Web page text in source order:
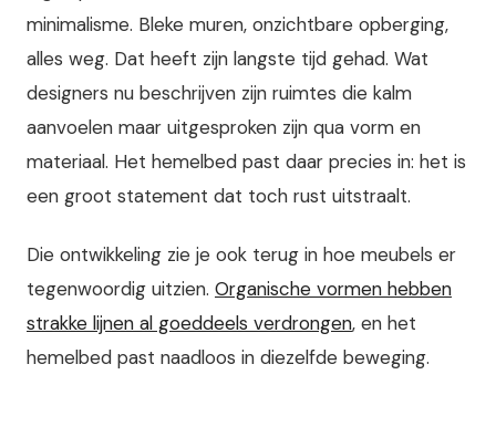
minimalisme. Bleke muren, onzichtbare opberging,
alles weg. Dat heeft zijn langste tijd gehad. Wat
designers nu beschrijven zijn ruimtes die kalm
aanvoelen maar uitgesproken zijn qua vorm en
materiaal. Het hemelbed past daar precies in: het is
een groot statement dat toch rust uitstraalt.
Die ontwikkeling zie je ook terug in hoe meubels er
tegenwoordig uitzien. Organische vormen hebben
strakke lijnen al goeddeels verdrongen, en het
hemelbed past naadloos in diezelfde beweging.